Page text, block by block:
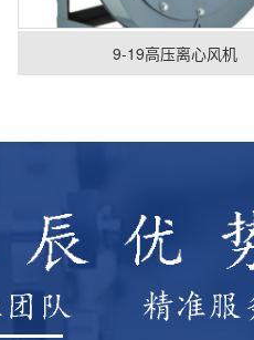
9-19高压离心风机